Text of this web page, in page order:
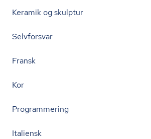
Keramik og skulptur
Selvforsvar
Fransk
Kor
Programmering
Italiensk